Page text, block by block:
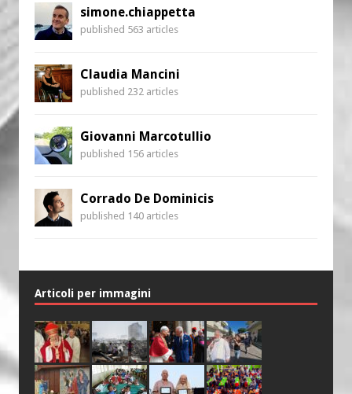
simone.chiappetta
published 563 articles
Claudia Mancini
published 232 articles
Giovanni Marcotullio
published 156 articles
Corrado De Dominicis
published 140 articles
Articoli per immagini